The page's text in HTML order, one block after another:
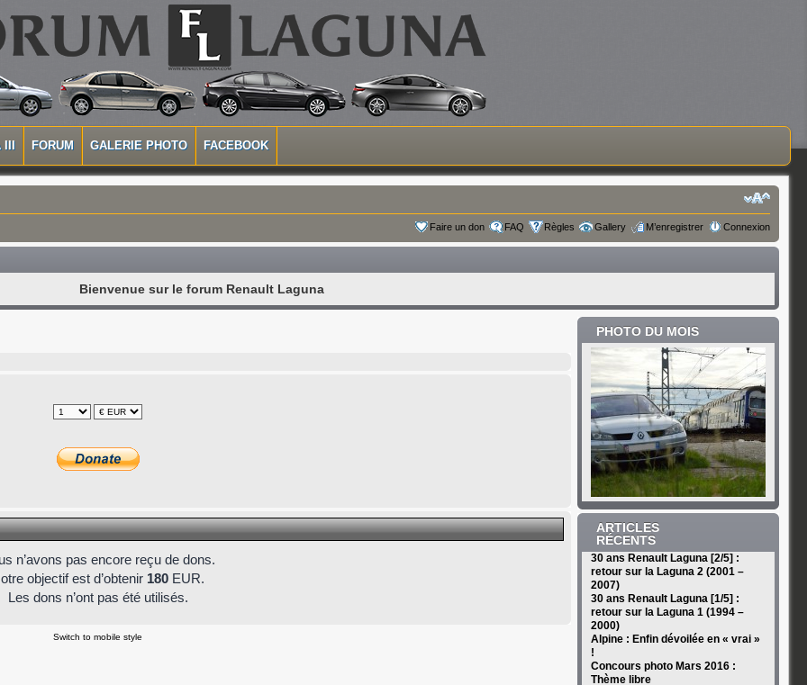
III FORUM GALERIE PHOTO FACEBOOK
Faire un don FAQ Règles Gallery M’enregistrer Connexion
Bienvenue sur le forum Renault Laguna
n’avons pas encore reçu de dons.
objectif est d’obtenir 180 EUR.
Les dons n’ont pas été utilisés.
Switch to mobile style
PHOTO DU MOIS
ARTICLES
RÉCENTS
30 ans Renault Laguna [2/5] :
retour sur la Laguna 2 (2001 –
2007)
30 ans Renault Laguna [1/5] :
retour sur la Laguna 1 (1994 –
2000)
Alpine : Enfin dévoilée en « vrai »
!
Concours photo Mars 2016 :
Thème libre